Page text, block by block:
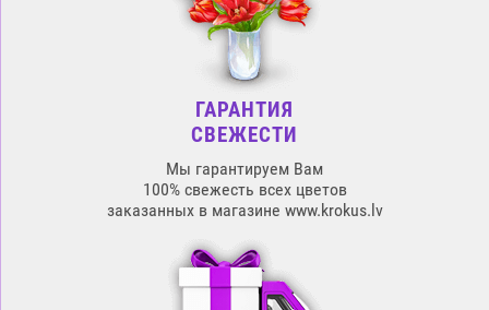
ГАРАНТИЯ
СВЕЖЕСТИ
Мы гарантируем Вам
100% свежесть всех цветов
заказанных в магазине www.krokus.lv